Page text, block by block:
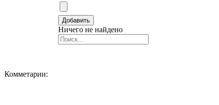
Комметарии:
Ничего не найдено